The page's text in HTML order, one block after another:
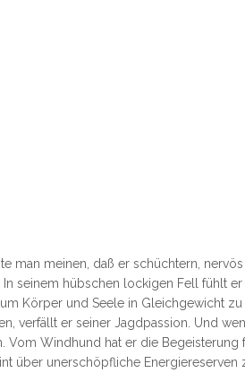
man meinen, daß er schüchtern, nervös
seinem hübschen lockigen Fell fühlt er
Körper und Seele in Gleichgewicht zu
verfällt er seiner Jagdpassion. Und
Vom Windhund hat er die Begeisterung
über unerschöpfliche Energiereserven